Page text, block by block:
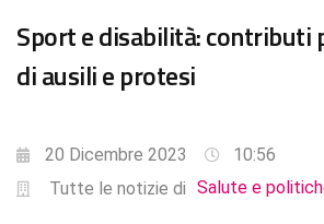
Sport e disabilità: contributi
di ausili e protesi
20 Dicembre 2023
10:56
Tutte le notizie di Salute e